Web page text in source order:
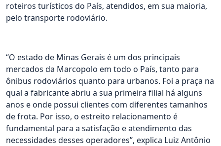
roteiros turísticos do País, atendidos, em sua maioria,
pelo transporte rodoviário.
“O estado de Minas Gerais é um dos principais
mercados da Marcopolo em todo o País, tanto para
ônibus rodoviários quanto para urbanos. Foi a praça na
qual a fabricante abriu a sua primeira filial há alguns
anos e onde possui clientes com diferentes tamanhos
de frota. Por isso, o estreito relacionamento é
fundamental para a satisfação e atendimento das
necessidades desses operadores”, explica Luiz Antônio